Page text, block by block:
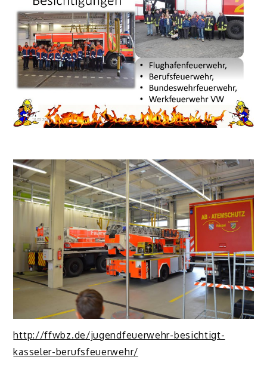
http://ffwbz.de/jugendfeuerwehr-besichtigt-
kasseler-berufsfeuerwehr/